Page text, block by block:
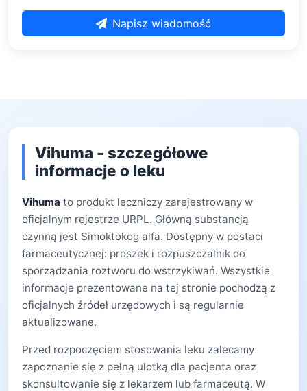
Napisz wiadomość
Vihuma - szczegółowe
informacje o leku
Vihuma to produkt leczniczy zarejestrowany w
oficjalnym rejestrze URPL. Główną substancją
czynną jest Simoktokog alfa. Dostępny w postaci
farmaceutycznej: proszek i rozpuszczalnik do
sporządzania roztworu do wstrzykiwań. Wszystkie
informacje prezentowane na tej stronie pochodzą z
oficjalnych źródeł urzędowych i są regularnie
aktualizowane.
Przed rozpoczęciem stosowania leku zalecamy
zapoznanie się z pełną ulotką dla pacjenta oraz
skonsultowanie się z lekarzem lub farmaceutą. W